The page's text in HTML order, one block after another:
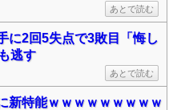
あとで読む
に2回5失点で3敗目「悔し
逃す
あとで読む
新特能ｗｗｗｗｗｗｗｗｗ